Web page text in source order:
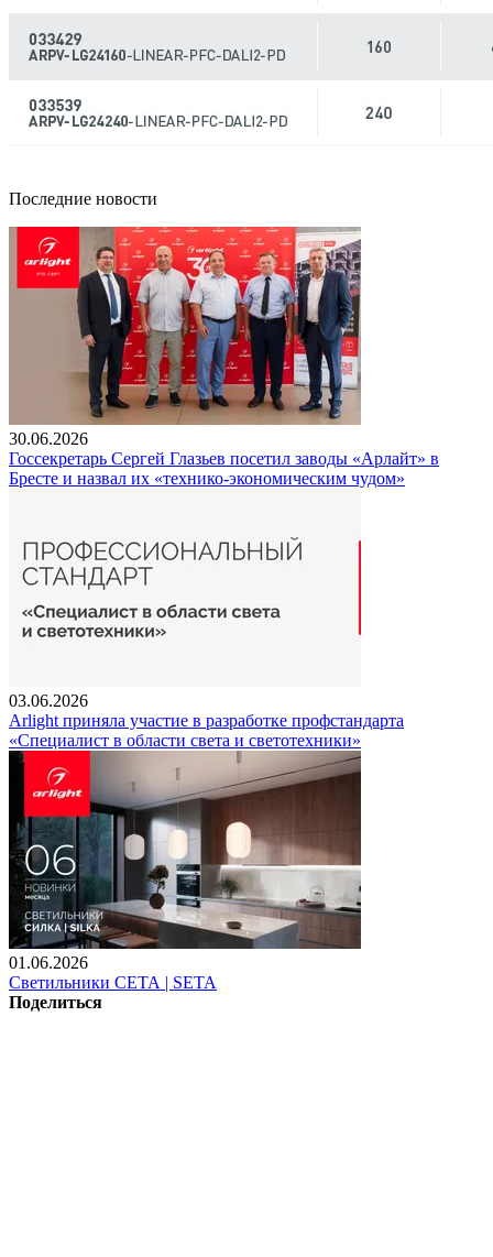
Последние новости
30.06.2026
Госсекретарь Сергей Глазьев посетил заводы «Арлайт» в
Бресте и назвал их «технико-экономическим чудом»
03.06.2026
Arlight приняла участие в разработке профстандарта
«Специалист в области света и светотехники»
01.06.2026
Светильники СЕТА | SETA
Поделиться